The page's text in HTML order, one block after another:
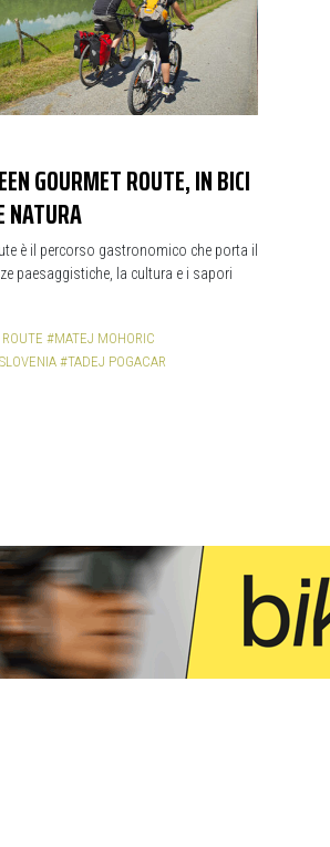
GOURMET ROUTE, IN BICI
NATURA
è il percorso gastronomico che porta il
paesaggistiche, la cultura e i sapori
#MATEJ MOHORIC
#TADEJ POGACAR